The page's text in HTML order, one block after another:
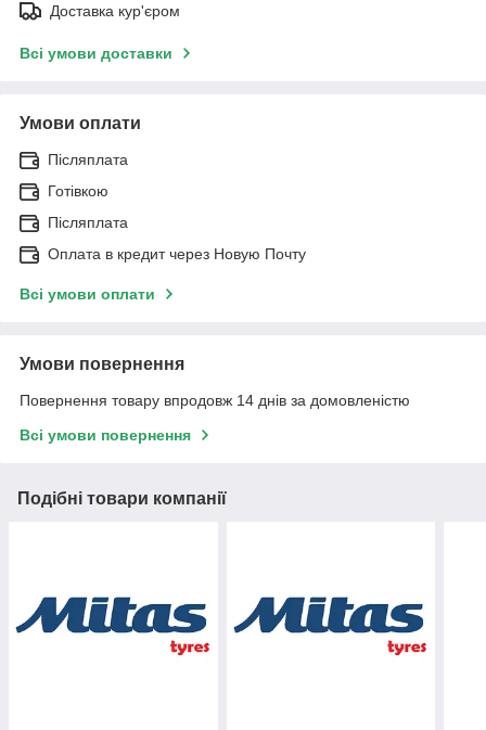
Доставка кур'єром
Всі умови доставки
Умови оплати
Післяплата
Готівкою
Післяплата
Оплата в кредит через Новую Почту
Всі умови оплати
Умови повернення
Повернення товару впродовж 14 днів за домовленістю
Всі умови повернення
Подібні товари компанії